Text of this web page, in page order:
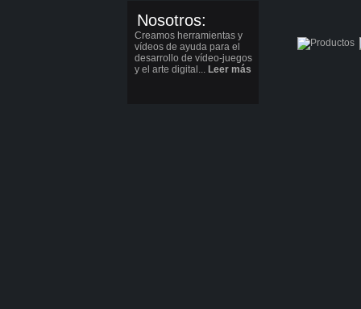
Nosotros:
Creamos herramientas y
vídeos de ayuda para el
desarrollo de vídeo-juegos
y el arte digital... Leer más